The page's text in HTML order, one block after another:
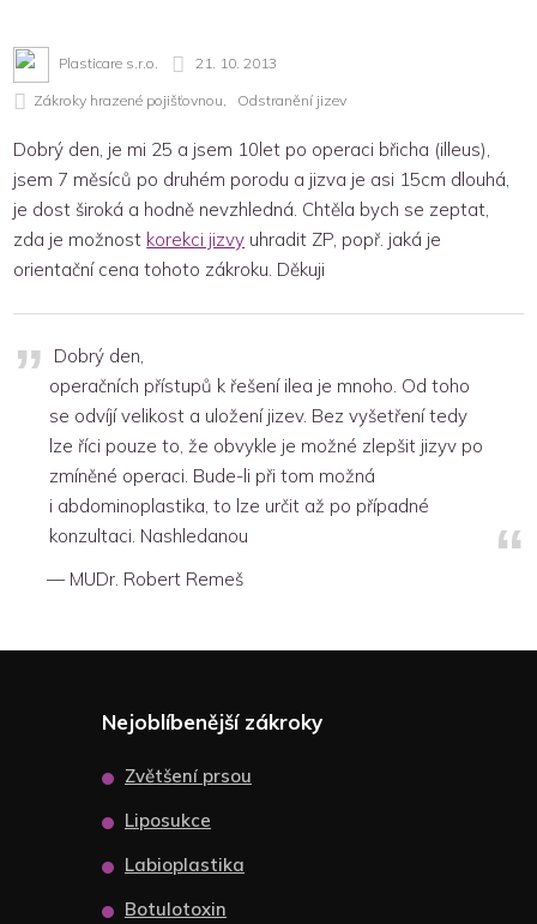
Plasticare s.r.o. 21. 10. 2013
Zákroky hrazené pojišťovnou Odstranění jizev
Dobrý den, je mi 25 a jsem 10let po operaci břicha (illeus),
jsem 7 měsíců po druhém porodu a jizva je asi 15cm dlouhá,
je dost široká a hodně nevzhledná. Chtěla bych se zeptat,
zda je možnost korekci jizvy uhradit ZP, popř. jaká je
orientační cena tohoto zákroku. Děkuji
Dobrý den,
operačních přístupů k řešení ilea je mnoho. Od toho
se odvíjí velikost a uložení jizev. Bez vyšetření tedy
lze říci pouze to, že obvykle je možné zlepšit jizyv po
zmíněné operaci. Bude-li při tom možná
i abdominoplastika, to lze určit až po případné
konzultaci. Nashledanou
MUDr. Robert Remeš
Nejoblíbenější zákroky
Zvětšení prsou
Liposukce
Labioplastika
Botulotoxin